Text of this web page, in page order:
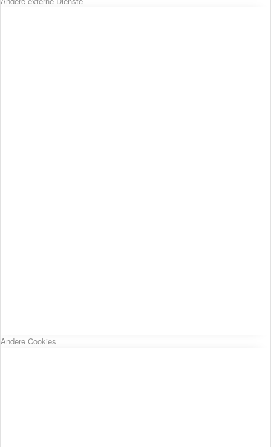
Andere Cookies